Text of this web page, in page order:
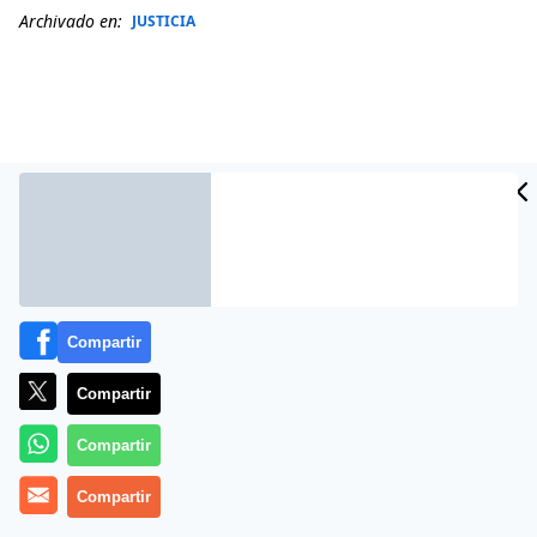
Archivado en: JUSTICIA
Más información
Compartir
Compartir
Compartir
Compartir